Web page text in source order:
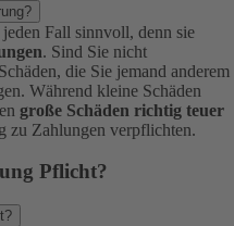
Fall sinnvoll, denn sie
. Sind Sie nicht
die Sie jemand anderem
Während kleine Schäden
große Schäden richtig teuer
zu Zahlungen verpflichten.
Pflicht?